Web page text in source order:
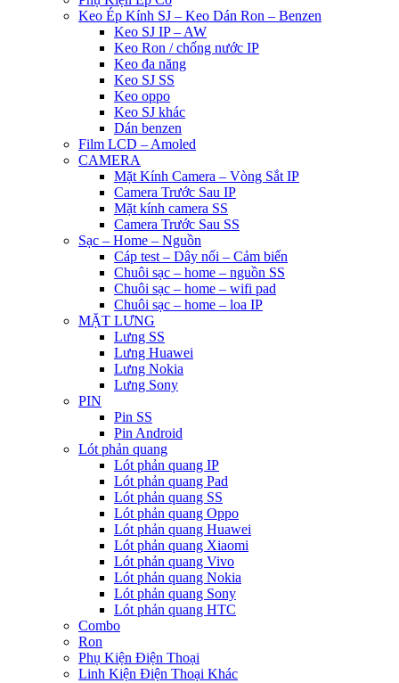
Keo Ép Kính SJ – Keo Dán Ron – Benzen
Keo SJ IP – AW
Keo Ron / chống nước IP
Keo đa năng
Keo SJ SS
Keo oppo
Keo SJ khác
Dán benzen
Film LCD – Amoled
CAMERA
Mặt Kính Camera – Vòng Sắt IP
Camera Trước Sau IP
Mặt kính camera SS
Camera Trước Sau SS
Sạc – Home – Nguồn
Cáp test – Dây nối – Cảm biến
Chuôi sạc – home – nguồn SS
Chuôi sạc – home – wifi pad
Chuôi sạc – home – loa IP
MẶT LƯNG
Lưng SS
Lưng Huawei
Lưng Nokia
Lưng Sony
PIN
Pin SS
Pin Android
Lót phản quang
Lót phản quang IP
Lót phản quang Pad
Lót phản quang SS
Lót phản quang Oppo
Lót phản quang Huawei
Lót phản quang Xiaomi
Lót phản quang Vivo
Lót phản quang Nokia
Lót phản quang Sony
Lót phản quang HTC
Combo
Ron
Phụ Kiện Điện Thoại
Linh Kiện Điện Thoại Khác